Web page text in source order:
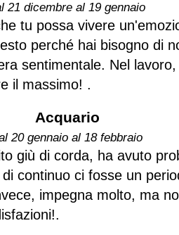
21 dicembre al 19 gennaio
tu possa vivere
perché hai bisogno di
sentimentale. Nel lavoro,
il massimo! .
Acquario
20 gennaio al 18 febbraio
giù di corda, ha avuto
continuo ci fosse un
impegna molto, ma